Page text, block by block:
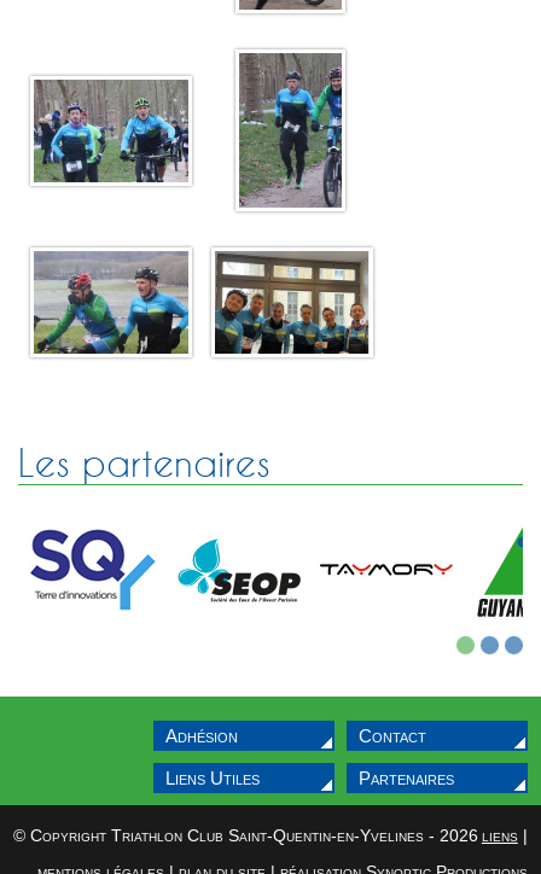
Bike and Run 2020
Bike and Run 2019
Bike and Run 2018
Bike and Run 2017
Bike and Run 2013
Bike and Run 2012
Bike and Run 2011
Sélectif Jeunes 2011
Pense-bête
Photos / Vidéos
Compétitions
Calendrier
Courses club
Presse
Les partenaires
Contact
Adhésion
Partenaires
Liens Utiles
© Copyright Triathlon Club Saint-Quentin-en-Yvelines - 2026 liens|